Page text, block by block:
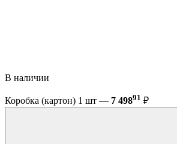
В наличии
Коробка (картон) 1 шт — 7 49891 ₽